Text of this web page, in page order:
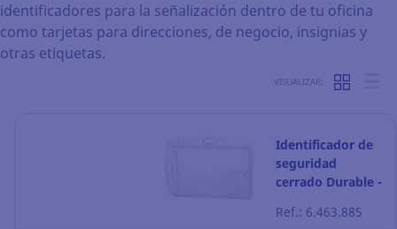
identificadores para la señalización dentro de tu oficina
como tarjetas para direcciones, de negocio, insignias y
otras etiquetas.
VISUALIZAR:
Identificador de
seguridad
cerrado Durable -
Pack de 10
Ref.: 6.463.885